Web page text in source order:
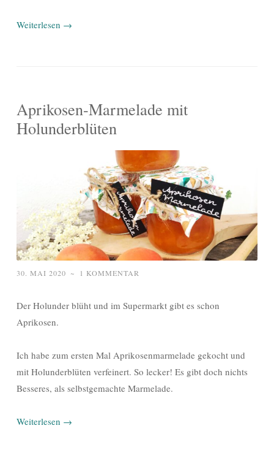
Weiterlesen →
Aprikosen-Marmelade mit
Holunderblüten
30. MAI 2020 ~ 1 KOMMENTAR
Der Holunder blüht und im Supermarkt gibt es schon
Aprikosen.
Ich habe zum ersten Mal Aprikosenmarmelade gekocht und
mit Holunderblüten verfeinert. So lecker! Es gibt doch nichts
Besseres, als selbstgemachte Marmelade.
Weiterlesen →